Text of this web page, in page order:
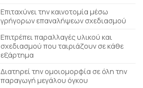
Επιταχύνει την καινοτομία μέσω
γρήγορων επαναλήψεων σχεδιασμού
Επιτρέπει παραλλαγές υλικού και
σχεδιασμού που ταιριάζουν σε κάθε
εξάρτημα
Διατηρεί την ομοιομορφία σε όλη την
παραγωγή μεγάλου όγκου